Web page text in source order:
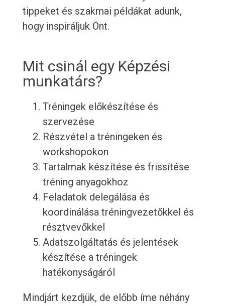
tippeket és szakmai példákat adunk,
hogy inspiráljuk Önt.
Mit csinál egy Képzési
munkatárs?
Tréningek előkészítése és
szervezése
Részvétel a tréningeken és
workshopokon
Tartalmak készítése és frissítése
tréning anyagokhoz
Feladatok delegálása és
koordinálása tréningvezetőkkel és
résztvevőkkel
Adatszolgáltatás és jelentések
készítése a tréningek
hatékonyságáról
Mindjárt kezdjük, de előbb íme néhány